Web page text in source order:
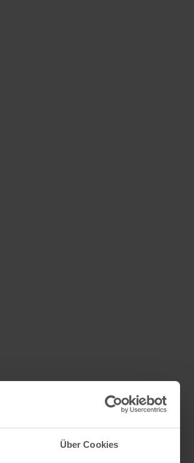
Über Cookies